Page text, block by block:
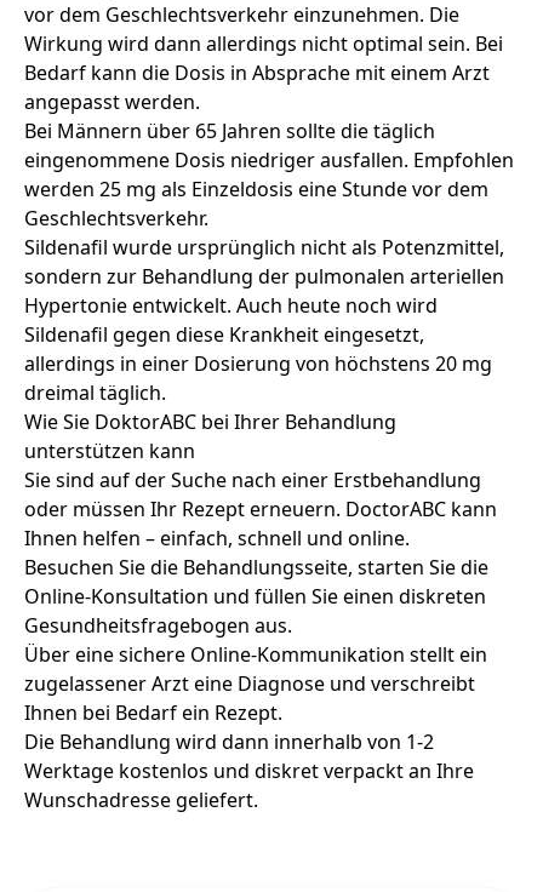
vor dem Geschlechtsverkehr einzunehmen. Die
Wirkung wird dann allerdings nicht optimal sein. Bei
Bedarf kann die Dosis in Absprache mit einem Arzt
angepasst werden.
Bei Männern über 65 Jahren sollte die täglich
eingenommene Dosis niedriger ausfallen. Empfohlen
werden 25 mg als Einzeldosis eine Stunde vor dem
Geschlechtsverkehr.
Sildenafil wurde ursprünglich nicht als Potenzmittel,
sondern zur Behandlung der pulmonalen arteriellen
Hypertonie entwickelt. Auch heute noch wird
Sildenafil gegen diese Krankheit eingesetzt,
allerdings in einer Dosierung von höchstens 20 mg
dreimal täglich.
Wie Sie DoktorABC bei Ihrer Behandlung
unterstützen kann
Sie sind auf der Suche nach einer Erstbehandlung
oder müssen Ihr Rezept erneuern. DoctorABC kann
Ihnen helfen – einfach, schnell und online.
Besuchen Sie die Behandlungsseite, starten Sie die
Online-Konsultation und füllen Sie einen diskreten
Gesundheitsfragebogen aus.
Über eine sichere Online-Kommunikation stellt ein
zugelassener Arzt eine Diagnose und verschreibt
Ihnen bei Bedarf ein Rezept.
Die Behandlung wird dann innerhalb von 1-2
Werktage kostenlos und diskret verpackt an Ihre
Wunschadresse geliefert.